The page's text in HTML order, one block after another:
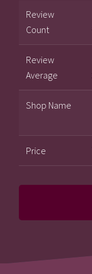
Review
Count
Review
Average
Shop Name
Price